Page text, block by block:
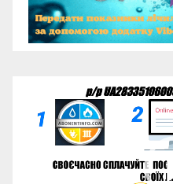
Відеопрогравач